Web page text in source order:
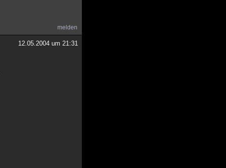
melden
12.05.2004 um 21:31